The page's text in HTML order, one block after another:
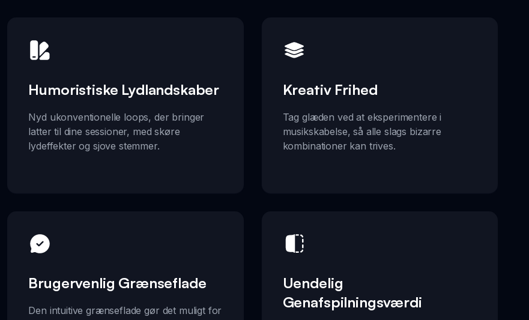
Humoristiske Lydlandskaber
Nyd ukonventionelle loops, der bringer
latter til dine sessioner, med skøre
lydeffekter og sjove stemmer.
Kreativ Frihed
Tag glæden ved at eksperimentere i
musikskabelse, så alle slags bizarre
kombinationer kan trives.
Brugervenlig Grænseflade
Den intuitive grænseflade gør det muligt for
Uendelig
Genafspilningsværdi